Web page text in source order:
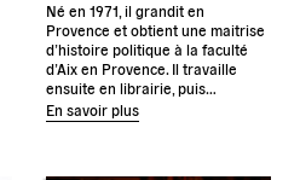
Né en 1971, il grandit en
Provence et obtient une maitrise
d’histoire politique à la faculté
d’Aix en Provence. Il travaille
ensuite en librairie, puis…
En savoir plus